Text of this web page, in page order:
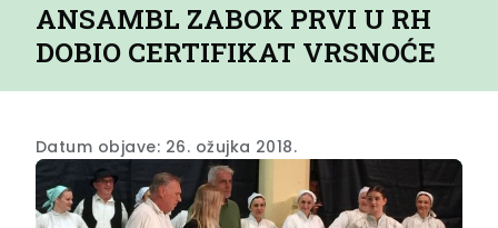
ANSAMBL ZABOK PRVI U RH
DOBIO CERTIFIKAT VRSNOĆE
Datum objave: 26. ožujka 2018.